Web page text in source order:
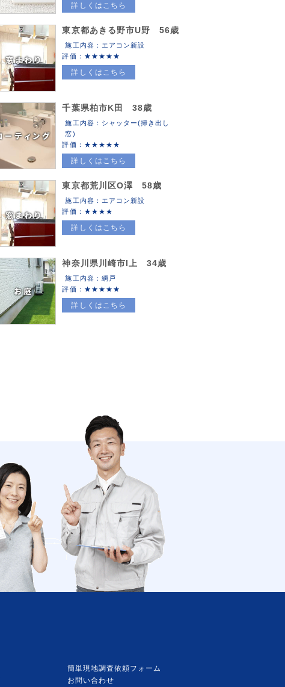
詳しくはこちら
東京都あきる野市U野 56歳
施工内容：エアコン新設
評価：
詳しくはこちら
千葉県柏市K田 38歳
施工内容：シャッター(掃き出し
窓)
評価：
詳しくはこちら
東京都荒川区O澤 58歳
施工内容：エアコン新設
評価：
詳しくはこちら
神奈川県川崎市I上 34歳
施工内容：網戸
評価：
詳しくはこちら
簡単現地調査依頼フォーム
お問い合わせ